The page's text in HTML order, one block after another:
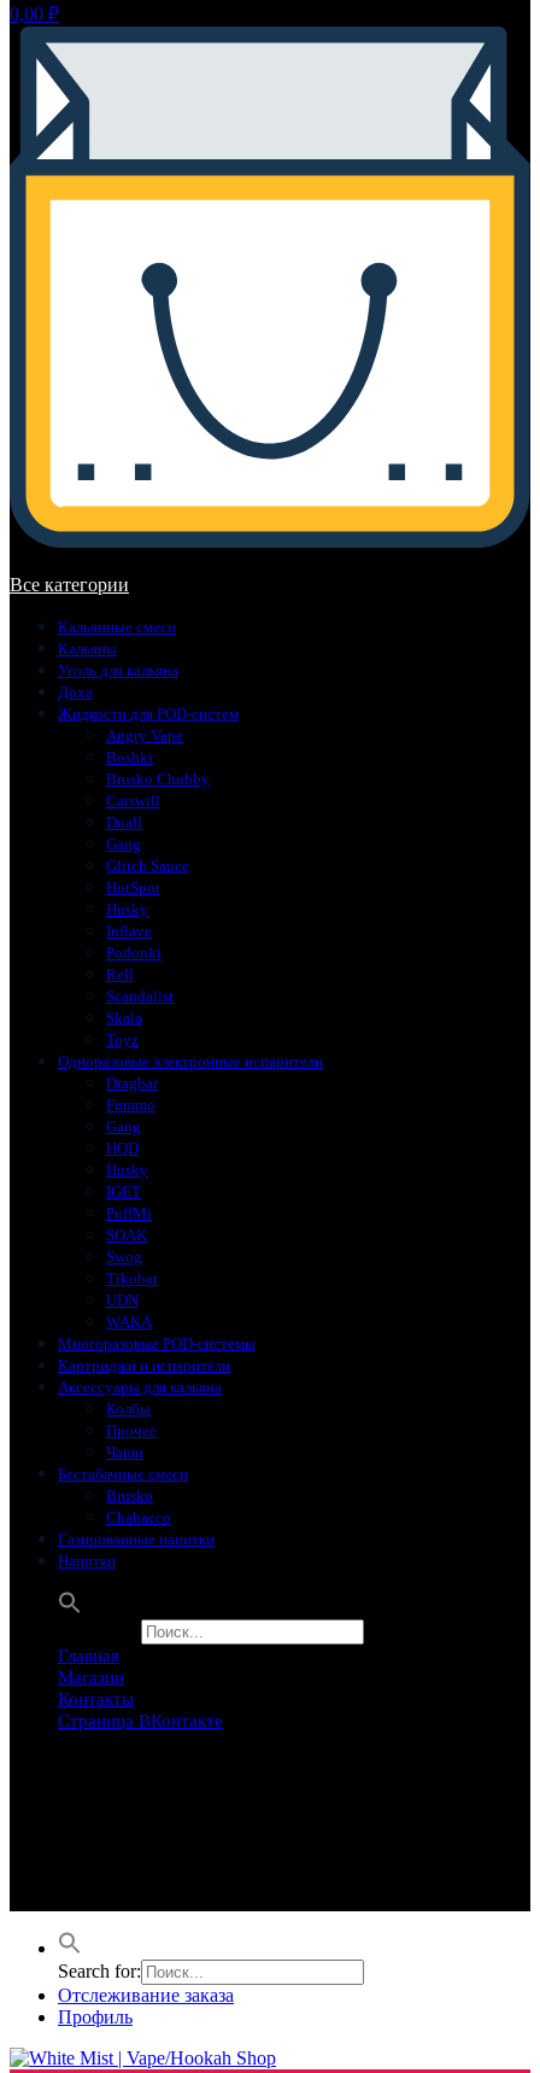
0,00 ₽
Все категории
Кальянные смеси
Кальяны
Уголь для кальяна
Доха
Жидкости для POD-систем
Angry Vape
Boshki
Brusko Chubby
Catswill
Duall
Gang
Glitch Sauce
HotSpot
Husky
Inflave
Podonki
Rell
Scandalist
Skala
Toyz
Одноразовые электронные испарители
Dragbar
Fummo
Gang
HQD
Husky
IGET
PuffMi
SOAK
Swog
Tikobar
UDN
WAKA
Многоразовые POD-системы
Картриджи и испарители
Аксессуары для кальяна
Колбы
Прочее
Чаши
Бестабачные смеси
Brusko
Chabacco
Газированные напитки
Напитки
Главная
Магазин
Контакты
Страница ВКонтакте
Search for:
Отслеживание заказа
Профиль